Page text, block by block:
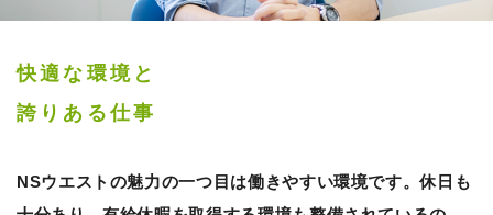
快適な環境と
誇りある仕事
NSウエストの魅力の一つ目は働きやすい環境です。休日も